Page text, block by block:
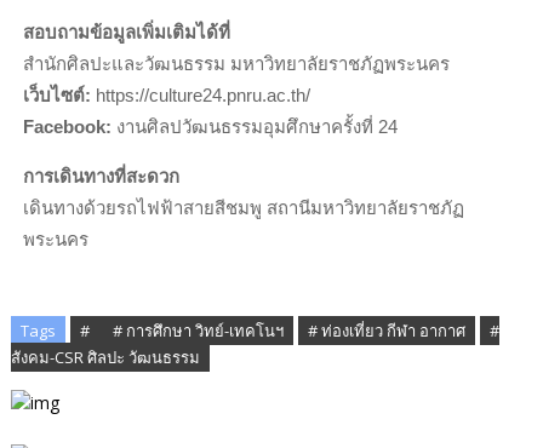
สอบถามข้อมูลเพิ่มเติมได้ที่
สำนักศิลปะและวัฒนธรรม มหาวิทยาลัยราชภัฏพระนคร
เว็บไซต์: https://culture24.pnru.ac.th/
Facebook: งานศิลปวัฒนธรรมอุมศึกษาครั้งที่ 24
การเดินทางที่สะดวก
เดินทางด้วยรถไฟฟ้าสายสีชมพู สถานีมหาวิทยาลัยราชภัฏ
พระนคร
Tags # ​ # การศึกษา วิทย์-เทคโนฯ # ท่องเที่ยว กีฬา อากาศ
#
สังคม-CSR ศิลปะ วัฒนธรรม